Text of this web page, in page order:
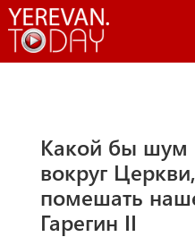
Какой бы шум
вокруг
помешать
Гарегин II